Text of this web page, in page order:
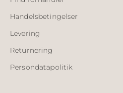
Handelsbetingelser
Levering
Returnering
Persondatapolitik